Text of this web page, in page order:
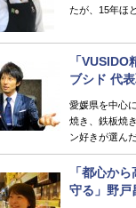
たが、15年ほ
「
ブシド 代
愛媛県を中心
焼き、鉄板焼
ン好きが選ん
「都心か
守る」野戸